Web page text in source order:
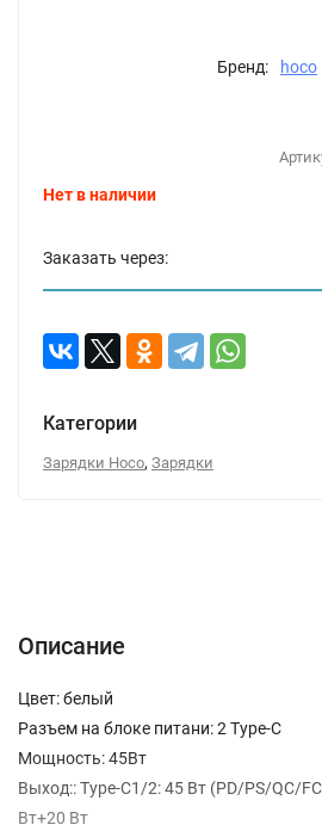
Бренд: hoco
Нет в наличии
Заказать через:
Категории
Зарядки Hoco, Зарядки
Описание
Цвет: белый
Разъем на блоке питани: 2 Type-C
Мощность: 45Вт
Выход:: Type-C1/2: 45 Вт (PD/PS/QC/
Вт+20 Вт